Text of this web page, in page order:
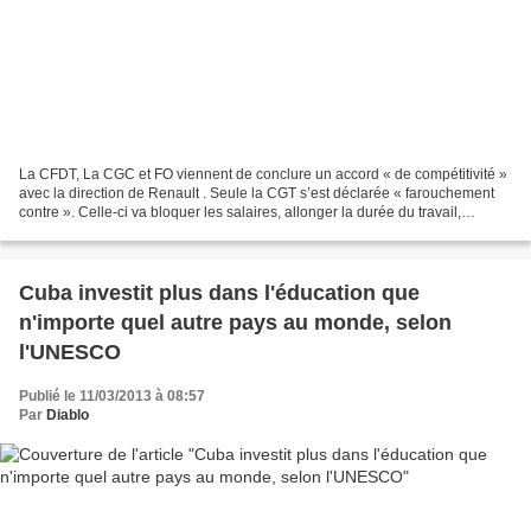
La CFDT, La CGC et FO viennent de conclure un accord « de compétitivité »
avec la direction de Renault . Seule la CGT s’est déclarée « farouchement
contre ». Celle-ci va bloquer les salaires, allonger la durée du travail,
Cuba investit plus dans l'éducation que
n'importe quel autre pays au monde, selon
l'UNESCO
Publié le 11/03/2013 à 08:57
Par Diablo